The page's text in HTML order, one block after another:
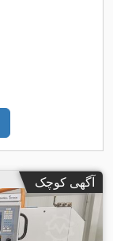
آگهی کوچک